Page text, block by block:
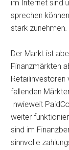
im Internet sind
sprechen
stark zunehmen.
Der Markt ist
Finanzmärkten
Retailinvestoren
fallenden
Inwieweit
weiter
sind im
sinnvolle